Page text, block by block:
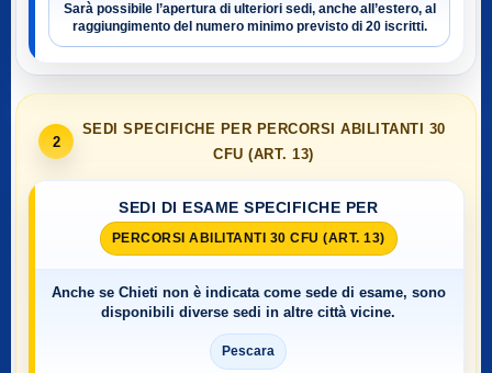
Sarà possibile l’apertura di ulteriori sedi, anche all’estero, al
raggiungimento del numero minimo previsto di 20 iscritti.
2
SEDI SPECIFICHE PER PERCORSI ABILITANTI 30
CFU (ART. 13)
SEDI DI ESAME SPECIFICHE PER
PERCORSI ABILITANTI 30 CFU (ART. 13)
Anche se Chieti non è indicata come sede di esame, sono
disponibili diverse sedi in altre città vicine.
Pescara